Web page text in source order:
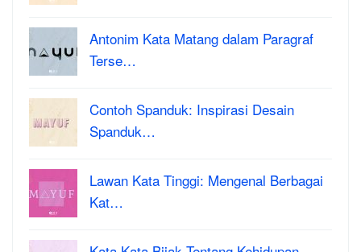
Antonim Kata Matang dalam Paragraf
Terse…
Contoh Spanduk: Inspirasi Desain
Spanduk…
Lawan Kata Tinggi: Mengenal Berbagai
Kat…